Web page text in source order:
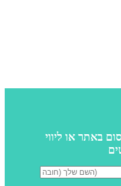
באתר או ליווי